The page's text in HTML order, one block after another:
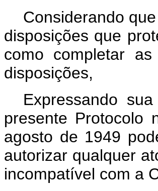
Considerando
disposições que
como completar
disposições,
Expressando
presente Protocolo
agosto de 1949
autorizar qualquer
incompatível com a